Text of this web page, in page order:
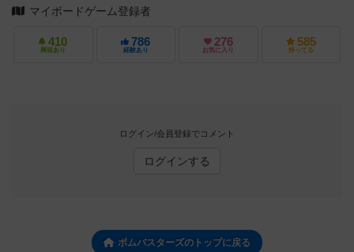
マイボードゲーム登録者
410
興味あり
786
経験あり
276
お気に入り
585
持ってる
ログイン/会員登録でコメント
ログインする
ボムバスターズのトップに戻る